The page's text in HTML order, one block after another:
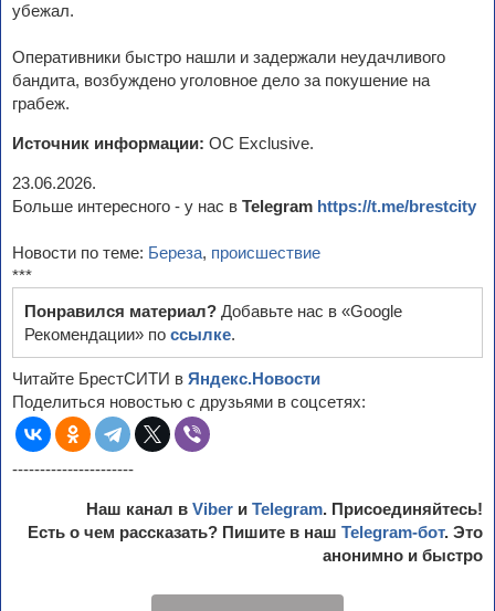
убежал.
Оперативники быстро нашли и задержали неудачливого
бандита, возбуждено уголовное дело за покушение на
грабеж.
Источник информации: ОС Exclusive.
23.06.2026.
Больше интересного - у нас в Telegram https://t.me/brestcity
Новости по теме: Береза, происшествие
***
Понравился материал? Добавьте нас в «Google
Рекомендации» по ссылке.
Читайте БрестСИТИ в Яндекс.Новости
Поделиться новостью с друзьями в соцсетях:
----------------------
Наш канал в Viber и Telegram. Присоединяйтесь!
Есть о чем рассказать? Пишите в наш Telegram-бот. Это
анонимно и быстро